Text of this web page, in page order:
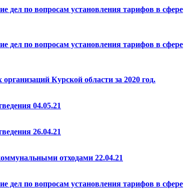
дел по вопросам установления тарифов в сфере
дел по вопросам установления тарифов в сфере
Курской области за 2020 год.
04.05.21
26.04.21
отходами 22.04.21
дел по вопросам установления тарифов в сфере